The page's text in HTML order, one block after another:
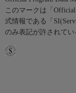
このマークは「
式情報である「
のみ表記が許されてい